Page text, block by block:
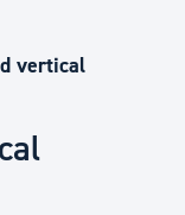
vertical